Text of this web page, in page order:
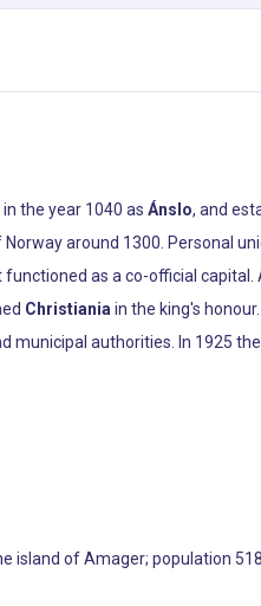
the year 1040 as Ánslo, and
around 1300. Personal
as a co-official
Christiania in the king's
municipal authorities. In 1925
island of Amager; population